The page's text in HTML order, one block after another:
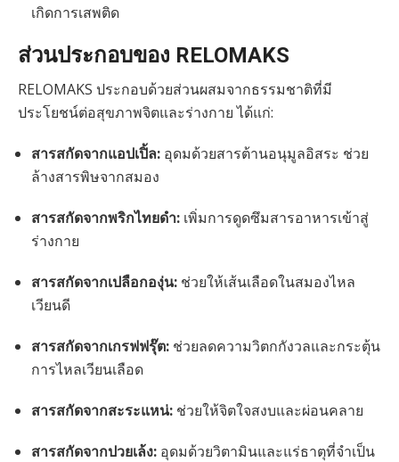
เกิดการเสพติด
ส่วนประกอบของ RELOMAKS
RELOMAKS ประกอบด้วยส่วนผสมจากธรรมชาติที่มี
ประโยชน์ต่อสุขภาพจิตและร่างกาย ได้แก่:
สารสกัดจากแอปเปิ้ล: อุดมด้วยสารต้านอนุมูลอิสระ ช่วย
ล้างสารพิษจากสมอง
สารสกัดจากพริกไทยดำ: เพิ่มการดูดซึมสารอาหารเข้าสู่
ร่างกาย
สารสกัดจากเปลือกองุ่น: ช่วยให้เส้นเลือดในสมองไหล
เวียนดี
สารสกัดจากเกรฟฟรุ๊ต: ช่วยลดความวิตกกังวลและกระตุ้น
การไหลเวียนเลือด
สารสกัดจากสะระแหน่: ช่วยให้จิตใจสงบและผ่อนคลาย
สารสกัดจากปวยเล้ง: อุดมด้วยวิตามินและแร่ธาตุที่จำเป็น